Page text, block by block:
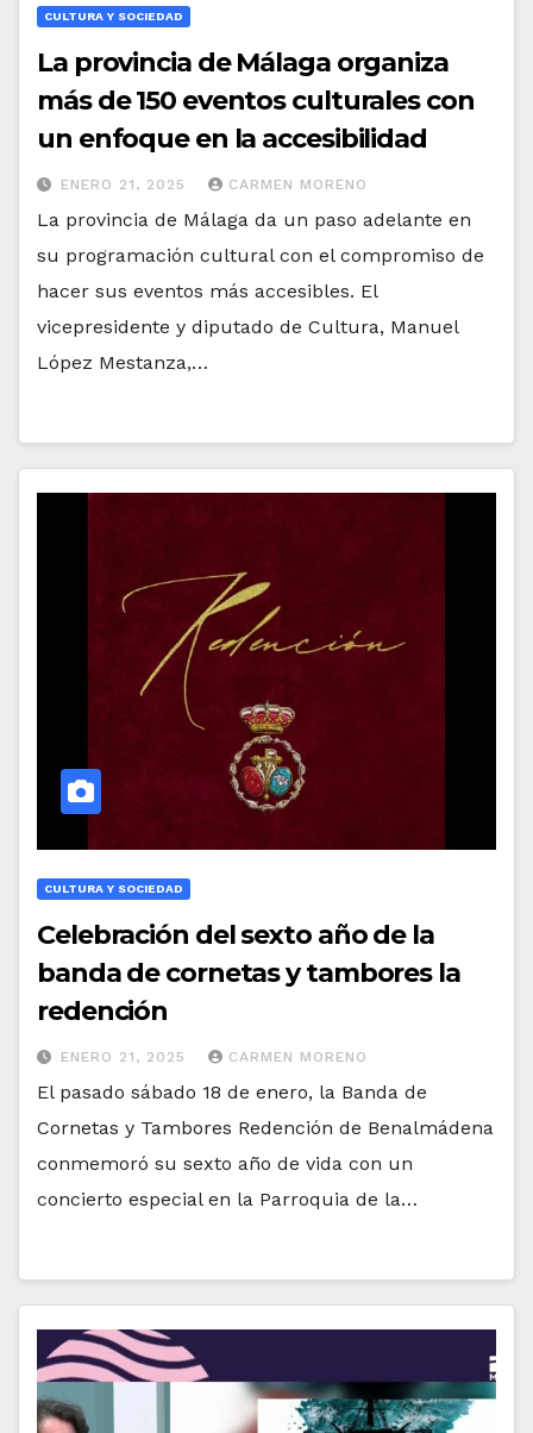
CULTURA Y SOCIEDAD
La provincia de Málaga organiza
más de 150 eventos culturales con
un enfoque en la accesibilidad
ENERO 21, 2025 CARMEN MORENO
La provincia de Málaga da un paso adelante en
su programación cultural con el compromiso de
hacer sus eventos más accesibles. El
vicepresidente y diputado de Cultura, Manuel
López Mestanza,…
CULTURA Y SOCIEDAD
Celebración del sexto año de la
banda de cornetas y tambores la
redención
ENERO 21, 2025 CARMEN MORENO
El pasado sábado 18 de enero, la Banda de
Cornetas y Tambores Redención de Benalmádena
conmemoró su sexto año de vida con un
concierto especial en la Parroquia de la…